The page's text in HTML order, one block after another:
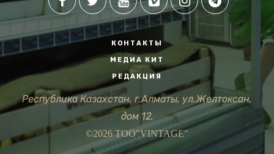
КОНТАКТЫ
МЕДИА КИТ
РЕДАКЦИЯ
Республика Казахстан, г.Алматы, ул.Желтоксан,
дом 12.
©2026 ТОО"VINTAGE"